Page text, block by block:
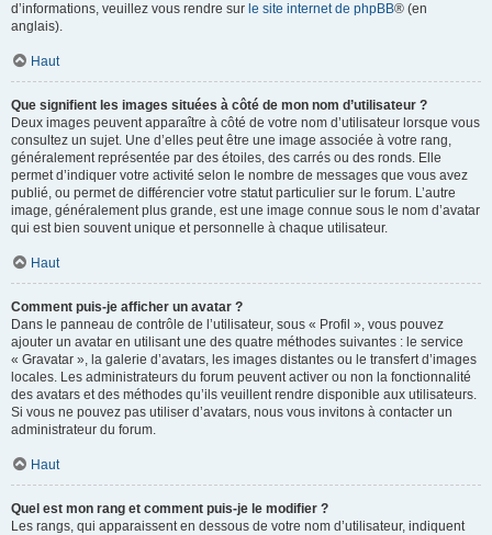
d’informations, veuillez vous rendre sur le site internet de phpBB® (en
anglais).
Haut
Que signifient les images situées à côté de mon nom d’utilisateur ?
Deux images peuvent apparaître à côté de votre nom d’utilisateur lorsque vous
consultez un sujet. Une d’elles peut être une image associée à votre rang,
généralement représentée par des étoiles, des carrés ou des ronds. Elle
permet d’indiquer votre activité selon le nombre de messages que vous avez
publié, ou permet de différencier votre statut particulier sur le forum. L’autre
image, généralement plus grande, est une image connue sous le nom d’avatar
qui est bien souvent unique et personnelle à chaque utilisateur.
Haut
Comment puis-je afficher un avatar ?
Dans le panneau de contrôle de l’utilisateur, sous « Profil », vous pouvez
ajouter un avatar en utilisant une des quatre méthodes suivantes : le service
« Gravatar », la galerie d’avatars, les images distantes ou le transfert d’images
locales. Les administrateurs du forum peuvent activer ou non la fonctionnalité
des avatars et des méthodes qu’ils veuillent rendre disponible aux utilisateurs.
Si vous ne pouvez pas utiliser d’avatars, nous vous invitons à contacter un
administrateur du forum.
Haut
Quel est mon rang et comment puis-je le modifier ?
Les rangs, qui apparaissent en dessous de votre nom d’utilisateur, indiquent